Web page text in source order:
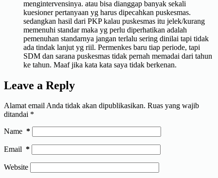
mengintervensinya. atau bisa dianggap banyak sekali
kuesioner pertanyaan yg harus dipecahkan puskesmas.
sedangkan hasil dari PKP kalau puskesmas itu jelek/kurang
memenuhi standar maka yg perlu diperhatikan adalah
pemenuhan standarnya jangan terlalu sering dinilai tapi tidak
ada tindak lanjut yg riil. Permenkes baru tiap periode, tapi
SDM dan sarana puskesmas tidak pernah memadai dari tahun
ke tahun. Maaf jika kata kata saya tidak berkenan.
Leave a Reply
Alamat email Anda tidak akan dipublikasikan. Ruas yang wajib
ditandai *
Name *
Email *
Website